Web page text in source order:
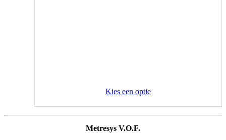
Kies een optie
Metresys V.O.F.